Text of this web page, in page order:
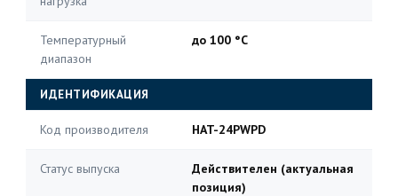
Температурный
диапазон
до 100 °C
ИДЕНТИФИКАЦИЯ
Код производителя HAT-24PWPD
Статус выпуска
Действителен (актуальная
позиция)